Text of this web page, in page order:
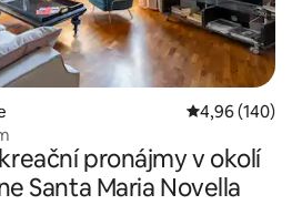
Průměrné
4,96 (140)
pronájmy v okolí
Santa Maria Novella